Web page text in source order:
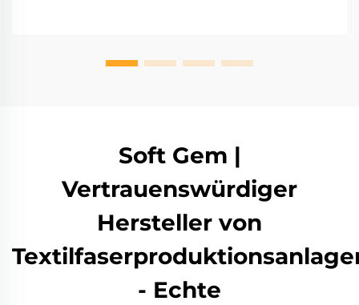
Soft Gem |
Vertrauenswürdiger
Hersteller von
- Echte